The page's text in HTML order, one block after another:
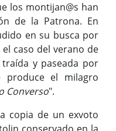
los montijan@s han
de la Patrona. En
en su busca por
caso del verano de
y paseada por
el milagro
Converso".
copia de un exvoto